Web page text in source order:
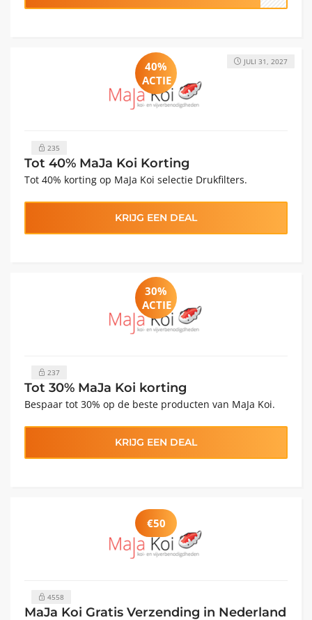
40%
ACTIE
235
Tot 40% MaJa Koi Korting
Tot 40% korting op MaJa Koi selectie Drukfilters.
JULI 31, 2027
KRIJG EEN DEAL
30%
ACTIE
237
Tot 30% MaJa Koi korting
Bespaar tot 30% op de beste producten van MaJa Koi.
KRIJG EEN DEAL
€50
4558
MaJa Koi Gratis Verzending in Nederland